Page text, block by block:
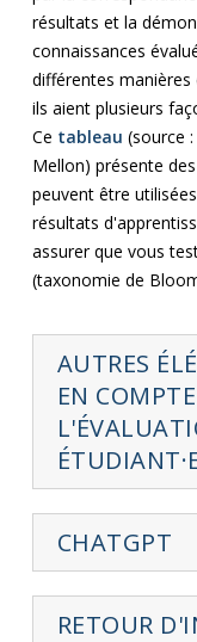
résultats et la
connaissances
différentes manières
ils aient plusieurs
Ce tableau (source
Mellon) présente
peuvent être
résultats
assurer que vous
(taxonomie de
AUTRES
EN
CHATGPT
RETOUR